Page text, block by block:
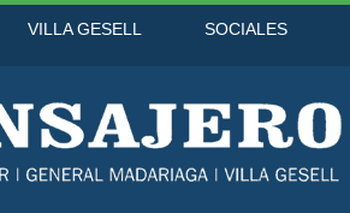
VILLA GESELL SOCIALES